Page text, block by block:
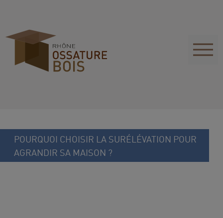
POURQUOI CHOISIR LA SURÉLÉVATION POUR
AGRANDIR SA MAISON ?